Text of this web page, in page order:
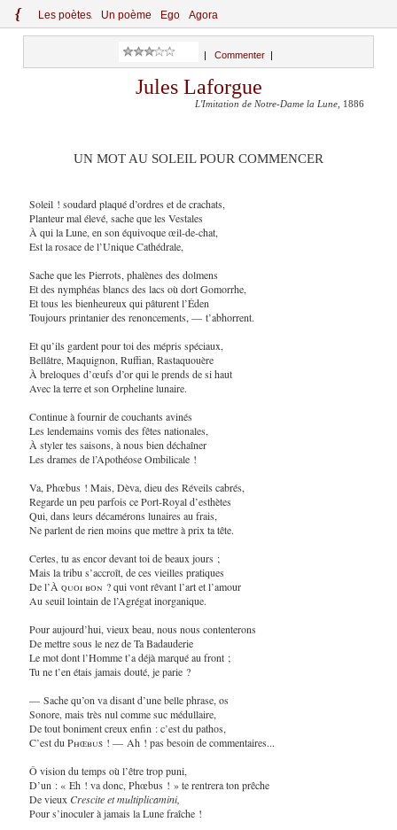
{ Les poètes Un poème Ego Agora
Commenter
Jules Laforgue
L'Imitation de Notre-Dame la Lune , 1886
UN MOT AU SOLEIL POUR COMMENCER
Soleil ! soudard plaqué d’ordres et de crachats,
Planteur mal élevé, sache que les Vestales
À qui la Lune, en son équivoque œil-de-chat,
Est la rosace de l’Unique Cathédrale,
Sache que les Pierrots, phalènes des dolmens
Et des nymphéas blancs des lacs où dort Gomorrhe,
Et tous les bienheureux qui pâturent l’Éden
Toujours printanier des renoncements, — t’abhorrent.
Et qu’ils gardent pour toi des mépris spéciaux,
Bellâtre, Maquignon, Ruffian, Rastaquouère
À breloques d’œufs d’or qui le prends de si haut
Avec la terre et son Orpheline lunaire.
Continue à fournir de couchants avinés
Les lendemains vomis des fêtes nationales,
À styler tes saisons, à nous bien déchaîner
Les drames de l’Apothéose Ombilicale !
Va, Phœbus ! Mais, Dèva, dieu des Réveils cabrés,
Regarde un peu parfois ce Port-Royal d’esthètes
Qui, dans leurs décamérons lunaires au frais,
Ne parlent de rien moins que mettre à prix ta tête.
Certes, tu as encor devant toi de beaux jours ;
Mais la tribu s’accroît, de ces vieilles pratiques
De l’À quoi bon ? qui vont rêvant l’art et l’amour
Au seuil lointain de l’Agrégat inorganique.
Pour aujourd’hui, vieux beau, nous nous contenterons
De mettre sous le nez de Ta Badauderie
Le mot dont l’Homme t’a déjà marqué au front ;
Tu ne t’en étais jamais douté, je parie ?
— Sache qu’on va disant d’une belle phrase, os
Sonore, mais très nul comme suc médullaire,
De tout boniment creux enfin : c’est du pathos,
C’est du Phœbus! — Ah ! pas besoin de commentaires...
Ô vision du temps où l’être trop puni,
D’un : « Eh ! va donc, Phœbus ! » te rentrera ton prêche
De vieux Crescite et multiplicamini,
Pour s’inoculer à jamais la Lune fraîche !